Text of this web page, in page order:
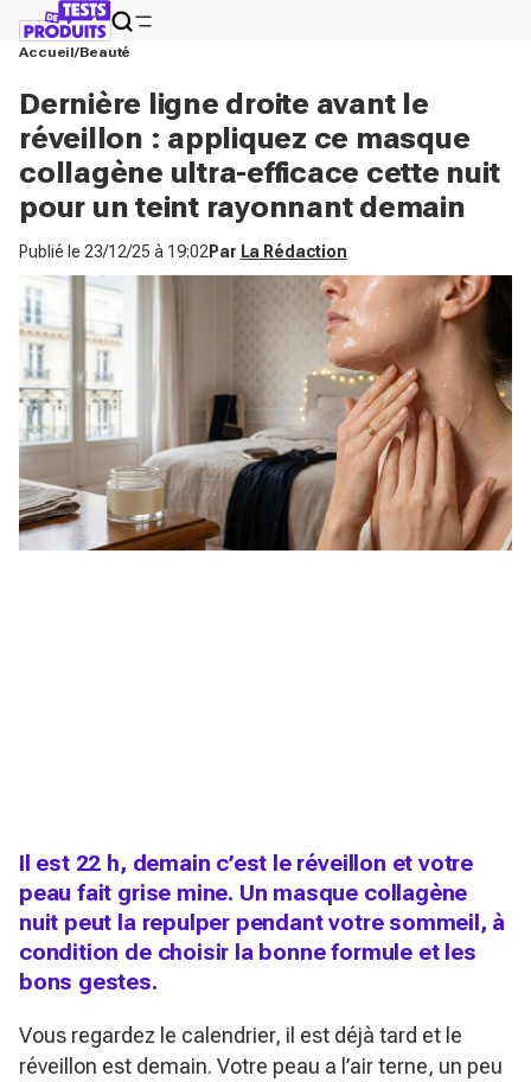
Accueil Beauté
Dernière ligne droite avant le
réveillon : appliquez ce masque
collagène ultra-efficace cette nuit
pour un teint rayonnant demain
Publié le 23/12/25 à 19:02 Par La Rédaction
Il est 22 h, demain c’est le réveillon et votre
peau fait grise mine. Un masque collagène
nuit peut la repulper pendant votre sommeil, à
condition de choisir la bonne formule et les
bons gestes.
Vous regardez le calendrier, il est déjà tard et le
réveillon est demain. Votre peau a l’air terne, un peu